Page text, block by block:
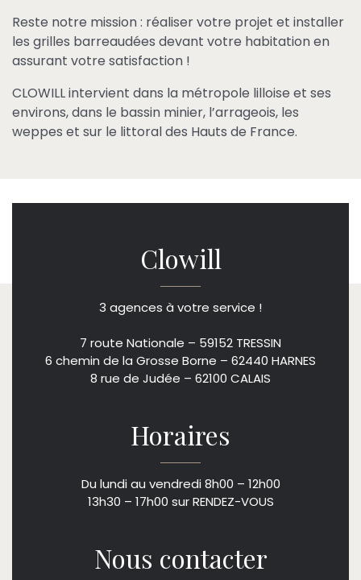
Reste notre mission : réaliser votre projet et installer
les grilles barreaudées devant votre habitation en
assurant votre satisfaction !
CLOWILL intervient dans la métropole lilloise et ses
environs, dans le bassin minier, l’arrageois, les
weppes et sur le littoral des Hauts de France.
Clowill
3 agences à votre service !
7 route Nationale – 59152 TRESSIN
6 chemin de la Grosse Borne – 62440 HARNES
8 rue de Judée – 62100 CALAIS
Horaires
Du lundi au vendredi 8h00 – 12h00
13h30 – 17h00 sur RENDEZ-VOUS
Nous contacter